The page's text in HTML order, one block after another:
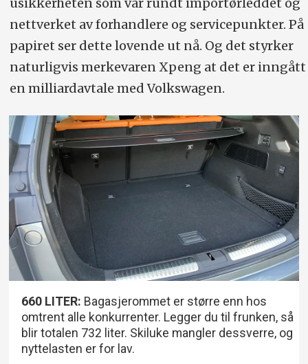
nettverket av forhandlere og servicepunkter. På
papiret ser dette lovende ut nå. Og det styrker
naturligvis merkevaren Xpeng at det er inngått
en milliardavtale med Volkswagen.
660 LITER: Bagasjerommet er større enn hos
omtrent alle konkurrenter. Legger du til frunken, så
blir totalen 732 liter. Skiluke mangler dessverre, og
nyttelasten er for lav.